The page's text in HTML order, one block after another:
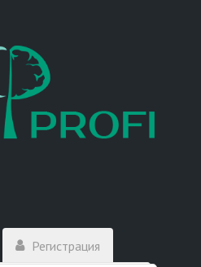
Регистрация